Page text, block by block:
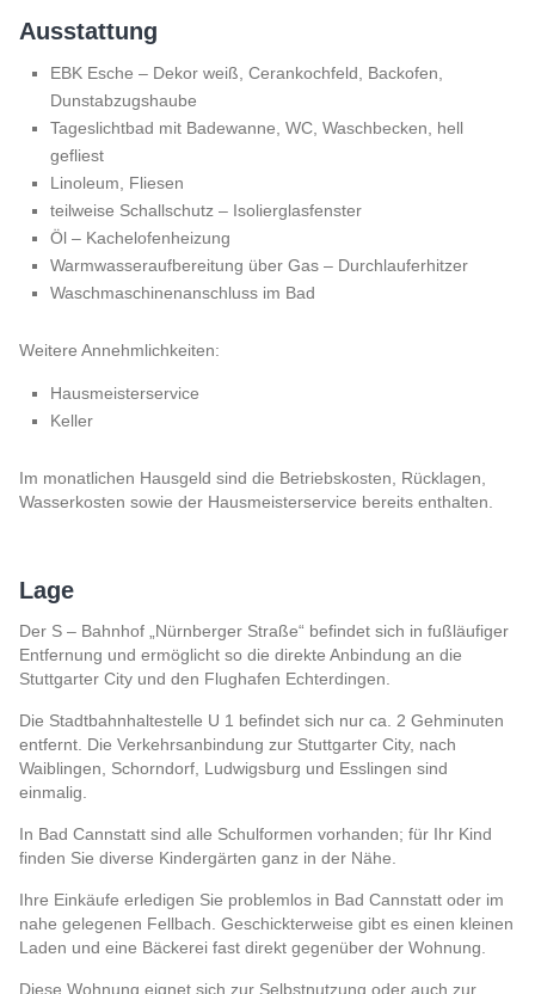
Ausstattung
EBK Esche – Dekor weiß, Cerankochfeld, Backofen,
Dunstabzugshaube
Tageslichtbad mit Badewanne, WC, Waschbecken, hell
gefliest
Linoleum, Fliesen
teilweise Schallschutz – Isolierglasfenster
Öl – Kachelofenheizung
Warmwasseraufbereitung über Gas – Durchlauferhitzer
Waschmaschinenanschluss im Bad
Weitere Annehmlichkeiten:
Hausmeisterservice
Keller
Im monatlichen Hausgeld sind die Betriebskosten, Rücklagen,
Wasserkosten sowie der Hausmeisterservice bereits enthalten.
Lage
Der S – Bahnhof „Nürnberger Straße“ befindet sich in fußläufiger
Entfernung und ermöglicht so die direkte Anbindung an die
Stuttgarter City und den Flughafen Echterdingen.
Die Stadtbahnhaltestelle U 1 befindet sich nur ca. 2 Gehminuten
entfernt. Die Verkehrsanbindung zur Stuttgarter City, nach
Waiblingen, Schorndorf, Ludwigsburg und Esslingen sind
einmalig.
In Bad Cannstatt sind alle Schulformen vorhanden; für Ihr Kind
finden Sie diverse Kindergärten ganz in der Nähe.
Ihre Einkäufe erledigen Sie problemlos in Bad Cannstatt oder im
nahe gelegenen Fellbach. Geschickterweise gibt es einen kleinen
Laden und eine Bäckerei fast direkt gegenüber der Wohnung.
Diese Wohnung eignet sich zur Selbstnutzung oder auch zur